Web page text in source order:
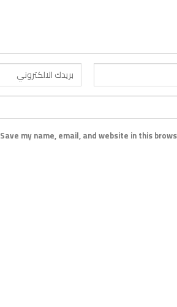
Save my name, email, and website in this